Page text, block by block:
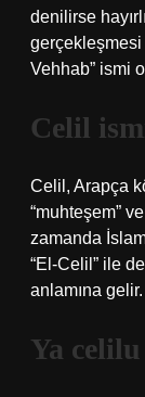
denilirse
gerçekleşmesi
Vehhab” ismi
Celil
Celil, Arapça
“muhteşem”
zamanda
“El-Celil” ile
anlamına gelir.
Ya